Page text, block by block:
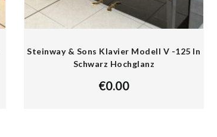
Steinway & Sons Klavier Modell V -125 In
Schwarz Hochglanz
€0.00